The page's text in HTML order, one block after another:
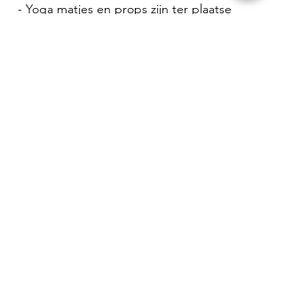
- Yoga matjes en props zijn ter plaatse